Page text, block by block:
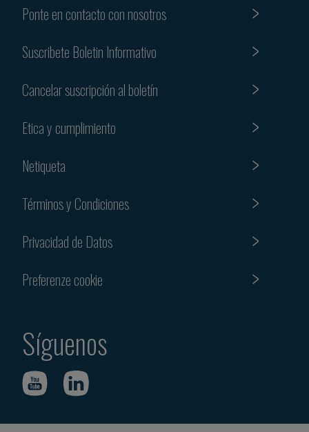
Ponte en contacto con nosotros
Suscribete Boletin Informativo
Cancelar suscripción al boletín
Etica y cumplimiento
Netiqueta
Términos y Condiciones
Privacidad de Datos
Preferenze cookie
Síguenos